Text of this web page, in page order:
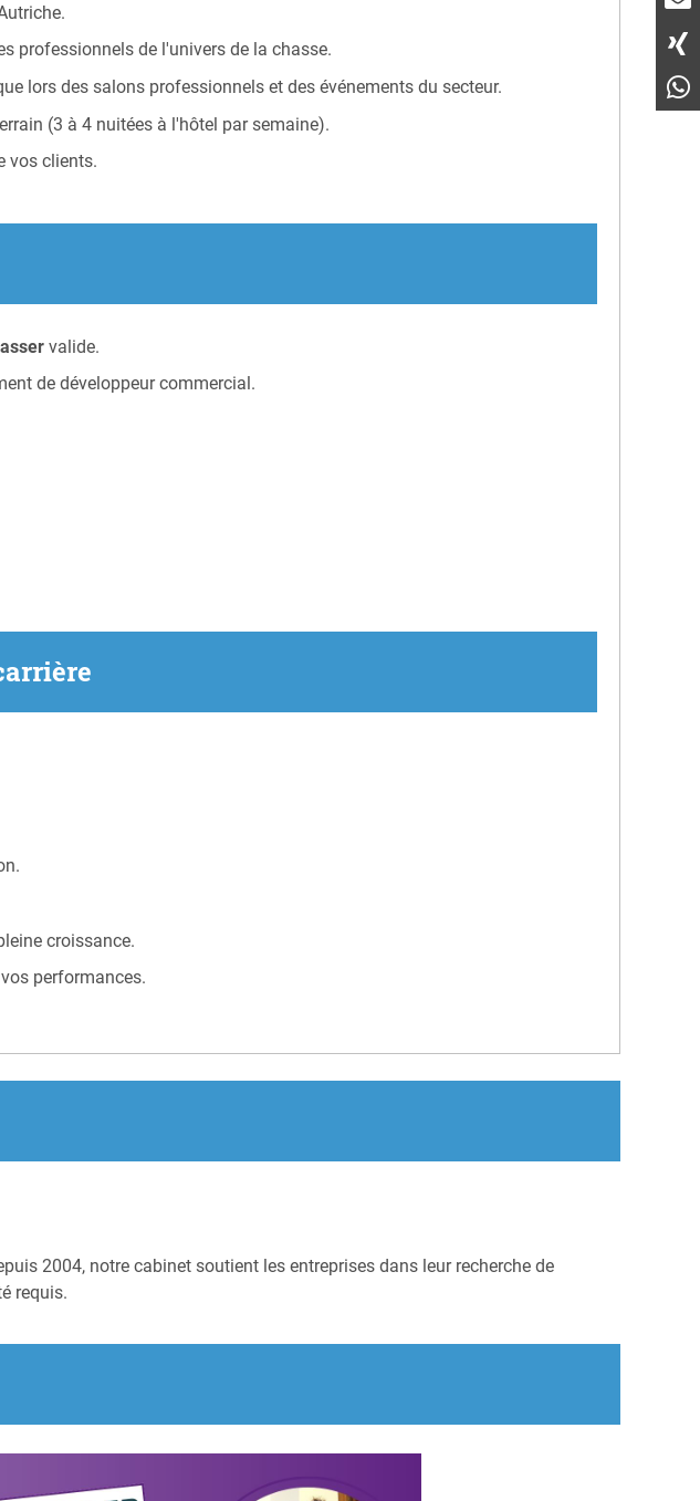
professionnels de l'univers de la chasse.
lors des salons professionnels et des événements du secteur.
(3 à 4 nuitées à l'hôtel par semaine).
vos clients.
valide.
de développeur commercial.
croissance.
performances.
2004, notre cabinet soutient les entreprises dans leur recherche de
requis.